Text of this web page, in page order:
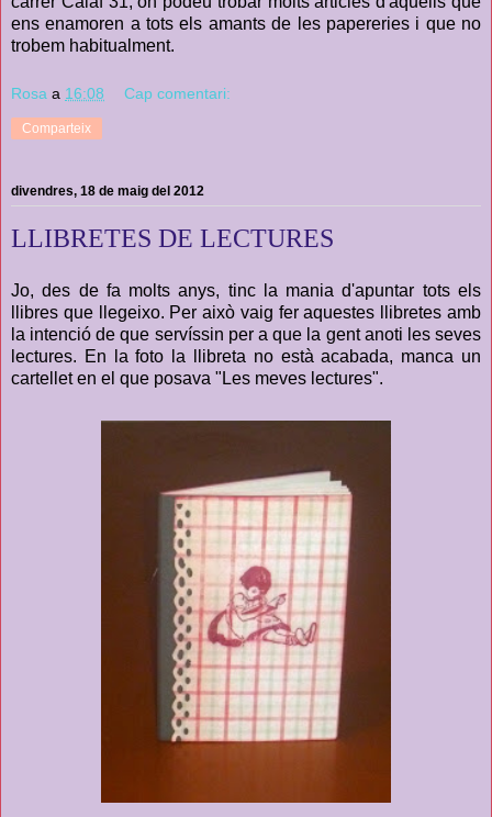
ens enamoren a tots els amants de les papereries i que no
trobem habitualment.
Rosa a 16:08 Cap comentari:
Comparteix
divendres, 18 de maig del 2012
LLIBRETES DE LECTURES
Jo, des de fa molts anys, tinc la mania d'apuntar tots els
llibres que llegeixo. Per això vaig fer aquestes llibretes amb
la intenció de que servíssin per a que la gent anoti les seves
lectures. En la foto la llibreta no està acabada, manca un
cartellet en el que posava "Les meves lectures".